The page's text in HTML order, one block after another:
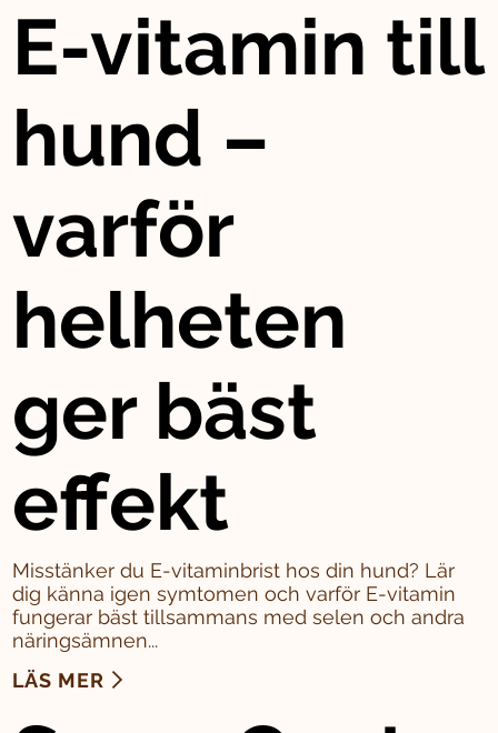
E-vitamin till
hund –
varför
helheten
ger bäst
effekt
Misstänker du E-vitaminbrist hos din hund? Lär
dig känna igen symtomen och varför E-vitamin
fungerar bäst tillsammans med selen och andra
näringsämnen...
LÄS MER